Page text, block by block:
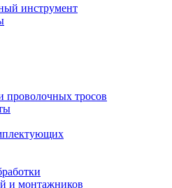
инструмент
проволочных тросов
и монтажников